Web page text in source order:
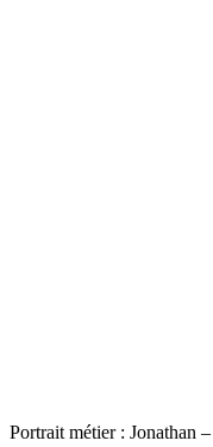
Portrait métier : Jonathan